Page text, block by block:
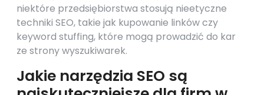
niektóre przedsiębiorstwa stosują nieetyczne
techniki SEO, takie jak kupowanie linków czy
keyword stuffing, które mogą prowadzić do kar
ze strony wyszukiwarek.
Jakie narzędzia SEO są